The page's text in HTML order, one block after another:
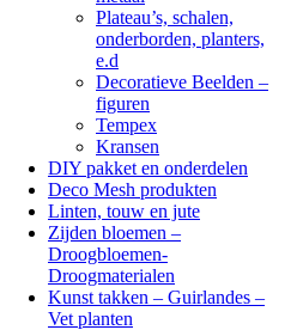
Plateau’s, schalen,
onderborden, planters,
e.d
Decoratieve Beelden –
figuren
Tempex
Kransen
DIY pakket en onderdelen
Deco Mesh produkten
Linten, touw en jute
Zijden bloemen –
Droogbloemen-
Droogmaterialen
Kunst takken – Guirlandes –
Vet planten